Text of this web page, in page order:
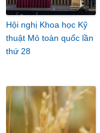
Hội nghị Khoa học Kỹ
thuật Mỏ toàn quốc lần
thứ 28